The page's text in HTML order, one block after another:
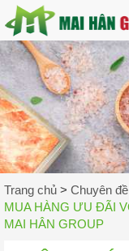
Trang chủ > Chuyên
MUA HÀNG ƯU ĐÃI
MAI HÂN GROUP